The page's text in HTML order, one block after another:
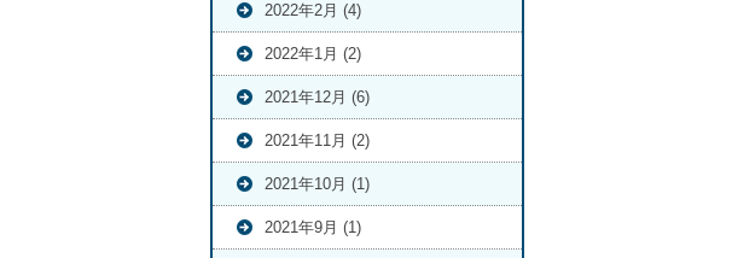
2022年2月 (4)
2022年1月 (2)
2021年12月 (6)
2021年11月 (2)
2021年10月 (1)
2021年9月 (1)